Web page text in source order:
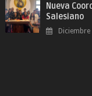
Nueva
Salesiano